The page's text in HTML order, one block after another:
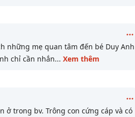
những mẹ quan tâm đến bé Duy Anh
chỉ cần nhắn... Xem thêm
ở trong bv. Trông con cứng cáp và có